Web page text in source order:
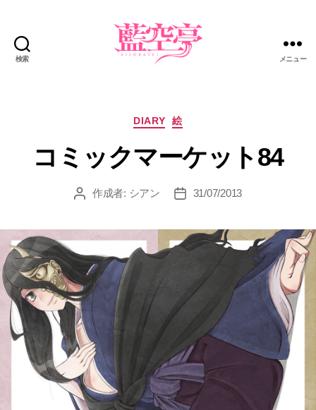
検索 メニュー
カ
DIARY 絵
コミックマーケット84
投 作成者: シアン
投 31/07/2013